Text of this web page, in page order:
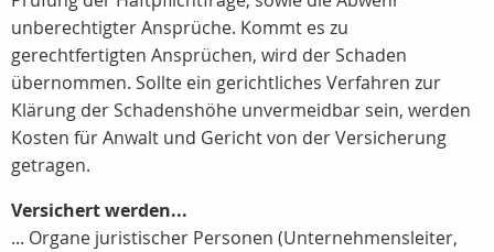
unberechtigter Ansprüche. Kommt es zu
gerechtfertigten Ansprüchen, wird der Schaden
übernommen. Sollte ein gerichtliches Verfahren zur
Klärung der Schadenshöhe unvermeidbar sein, werden
Kosten für Anwalt und Gericht von der Versicherung
getragen.
Versichert werden...
... Organe juristischer Personen (Unternehmensleiter,